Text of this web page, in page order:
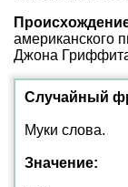
американского
Джона
Случайный
Муки слова.
Значение: